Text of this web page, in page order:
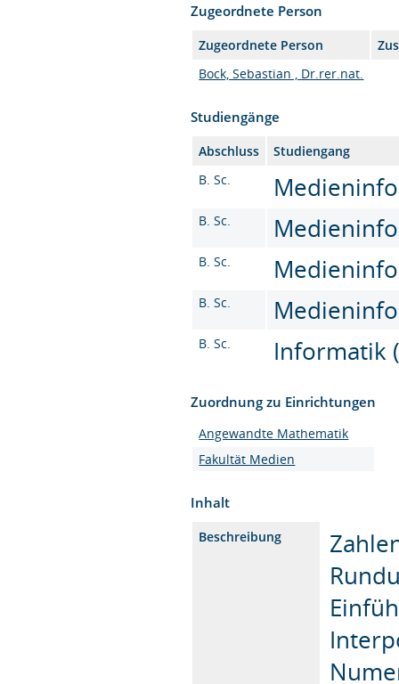
Zugeordnete Person
Zugeordnete Person
Bock, Sebastian , Dr.rer.nat.
Studiengänge
Abschluss
Studiengang
B. Sc.
B. Sc.
B. Sc.
B. Sc.
B. Sc. Informatik
Zuordnung zu Einrichtungen
Angewandte Mathematik
Fakultät Medien
Inhalt
Beschreibung